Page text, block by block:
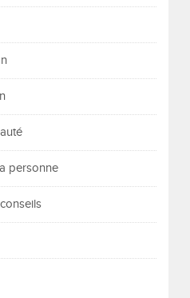
personne